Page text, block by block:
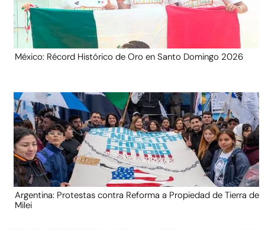
México: Récord Histórico de Oro en Santo Domingo 2026
Argentina: Protestas contra Reforma a Propiedad de Tierra de
Milei